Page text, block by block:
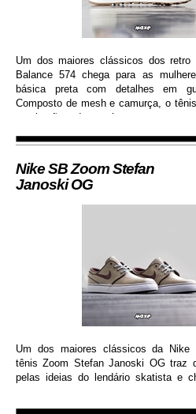
Um dos maiores clássicos dos retro
Balance 574 chega para as
básica preta com detalhes em
Composto de mesh e camurça, o
respiração dos pés e garante
Nike SB Zoom Stefan
Janoski OG
Um dos maiores clássicos da Nike
tênis Zoom Stefan Janoski OG traz
pelas ideias do lendário skatista e
de solado de borracha que permite